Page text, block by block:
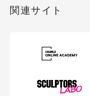
関連サイト